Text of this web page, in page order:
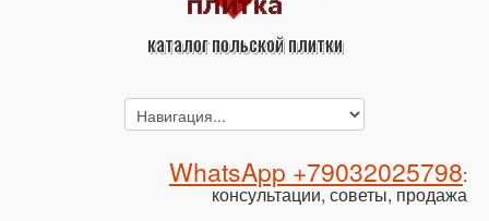
каталог польской плитки
WhatsApp +79032025798:
консультации, советы, продажа